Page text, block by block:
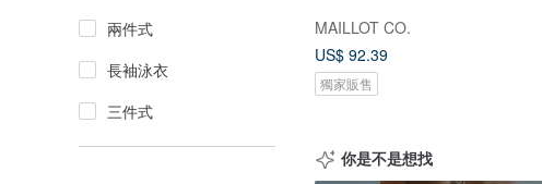
兩件式
長袖泳衣
三件式
MAILLOT CO.
US$ 92.39
獨家販售
你是不是想找